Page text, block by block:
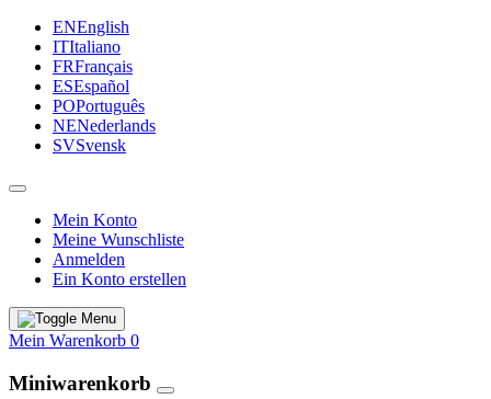
ENEnglish
ITItaliano
FRFrançais
ESEspañol
POPortuguês
NENederlands
SVSvensk
Mein Konto
Meine Wunschliste
Anmelden
Ein Konto erstellen
Mein Warenkorb 0
Miniwarenkorb